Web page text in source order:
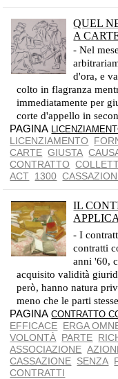
QUEL
A
- Nel
d'ora, e
colto in flagranza
immediatamente per
corte d'appello in
PAGINA
LICENZIAMENTO
CARTE GIUSTA
CONTRATTO
ACT 1300
IL
- I
contratti
anni '60,
acquisito validità
però, hanno natura
meno che le parti
PAGINACONTRATTO
EFFICACE ERGA
VOLONTÀ PARTE
ASSOCIAZIONE
CASSAZIONE SENZA
CONTRATTI